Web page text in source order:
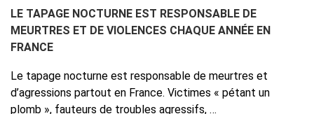
LE TAPAGE NOCTURNE EST RESPONSABLE DE
MEURTRES ET DE VIOLENCES CHAQUE ANNÉE EN
FRANCE
Le tapage nocturne est responsable de meurtres et
d’agressions partout en France. Victimes « pétant un
plomb », fauteurs de troubles agressifs, …